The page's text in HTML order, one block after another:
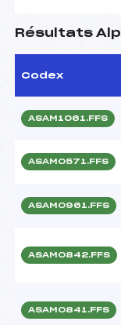
Résultats
Codex
ASAM1061.FFS
ASAM0571.FFS
ASAM0961.FFS
ASAM0842.FFS
ASAM0841.FFS